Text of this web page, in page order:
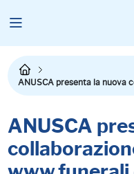
ANUSCA presenta la nuova
ANUSCA